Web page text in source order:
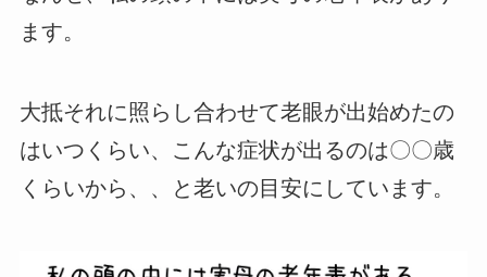
ます。
大抵それに照らし合わせて老眼が出始めたの
はいつくらい、こんな症状が出るのは〇〇歳
くらいから、、と老いの目安にしています。